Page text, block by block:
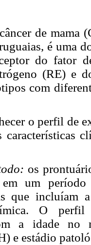
de mama
é uma
do fator
(RE) e
com
o perfil de
características
os
um período
que incluíam
O
a idade no
e estádio